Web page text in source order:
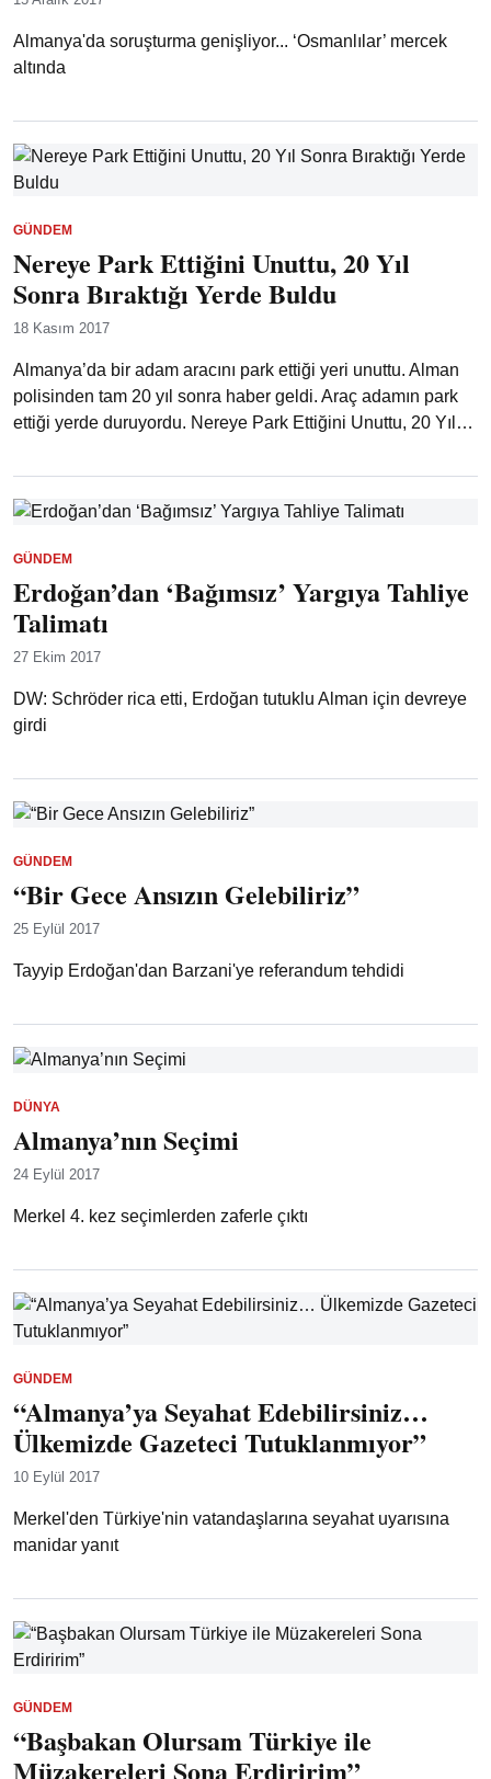
Almanya'da soruşturma genişliyor... ‘Osmanlılar’ mercek
altında
GÜNDEM
Nereye Park Ettiğini Unuttu, 20 Yıl
Sonra Bıraktığı Yerde Buldu
18 Kasım 2017
Almanya’da bir adam aracını park ettiği yeri unuttu. Alman
polisinden tam 20 yıl sonra haber geldi. Araç adamın park
ettiği yerde duruyordu. Nereye Park Ettiğini Unuttu, 20 Yıl…
GÜNDEM
Erdoğan’dan ‘Bağımsız’ Yargıya Tahliye
Talimatı
27 Ekim 2017
DW: Schröder rica etti, Erdoğan tutuklu Alman için devreye
girdi
GÜNDEM
“Bir Gece Ansızın Gelebiliriz”
25 Eylül 2017
Tayyip Erdoğan'dan Barzani'ye referandum tehdidi
DÜNYA
Almanya’nın Seçimi
24 Eylül 2017
Merkel 4. kez seçimlerden zaferle çıktı
GÜNDEM
“Almanya’ya Seyahat Edebilirsiniz…
Ülkemizde Gazeteci Tutuklanmıyor”
10 Eylül 2017
Merkel'den Türkiye'nin vatandaşlarına seyahat uyarısına
manidar yanıt
GÜNDEM
“Başbakan Olursam Türkiye ile
Müzakereleri Sona Erdiririm”